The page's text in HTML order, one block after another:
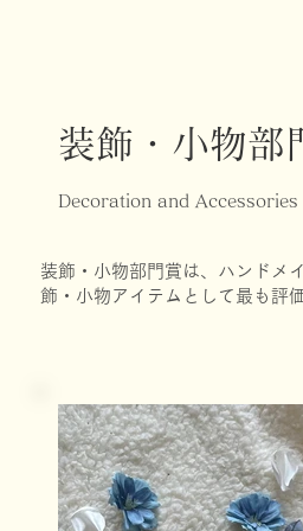
装飾・小物部
Decoration and Accessories
装飾・小物部門賞は、ハンドメ
飾・小物アイテムとして最も評